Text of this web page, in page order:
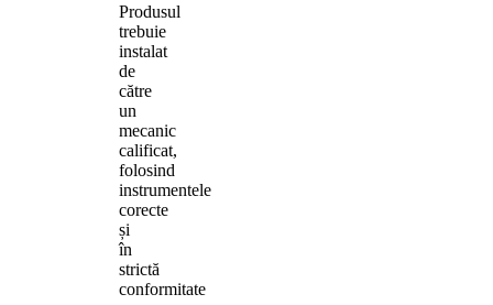
Produsul
trebuie
instalat
de
către
un
mecanic
calificat,
folosind
instrumentele
corecte
și
în
strictă
conformitate